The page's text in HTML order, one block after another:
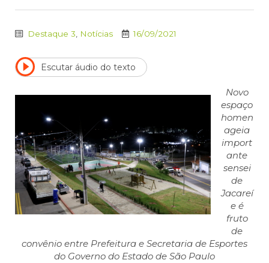
Destaque 3 Notícias 16/09/2021
Escutar áudio do texto
Novo
espaço
homen
ageia
import
ante
sensei
de
Jacareí
e é
fruto
de
convênio entre Prefeitura e Secretaria de Esportes
do Governo do Estado de São Paulo